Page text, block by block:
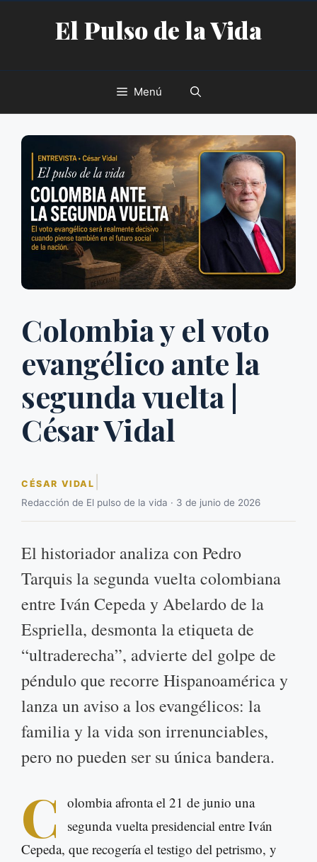
contenidoEl Pulso de la Vida
Menú
Colombia y el voto
evangélico ante la
segunda vuelta |
César Vidal
CÉSAR VIDAL
Redacción de El pulso de la vida · 3 de junio de 2026
El historiador analiza con Pedro
Tarquis la segunda vuelta colombiana
entre Iván Cepeda y Abelardo de la
Espriella, desmonta la etiqueta de
“ultraderecha”, advierte del golpe de
péndulo que recorre Hispanoamérica y
lanza un aviso a los evangélicos: la
familia y la vida son irrenunciables,
pero no pueden ser su única bandera.
C
olombia afronta el 21 de junio una
segunda vuelta presidencial entre Iván
Cepeda, que recogería el testigo del petrismo, y